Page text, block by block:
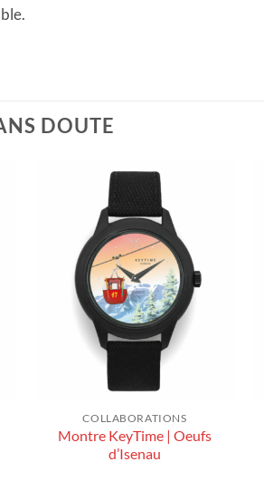
DOUTE
COLLABORATIONS
Montre KeyTime | Oeufs
d’Isenau